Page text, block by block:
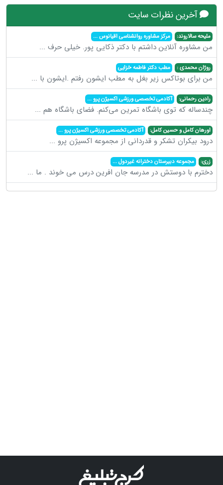
آخرین نظرات سایت
ملیحه سالاروند: مرکز مشاوره روانشناسی اقیانوس...
من مشاوره آنلاین داشتم با دکتر ذکایی پور. خیلی حرف ...
روژان محمدی : مطب دکتر فاطمه خزایی
من برای بوتاکس زیر بغل به مطب ایشون رفتم .ایشون با ...
رادین رحمانی: آکادمی تخصصی ورزشی اکسیژن پرو...
چندساله که توی باشگاه تمرین می‌کنم. فضای باشگاه هم ...
اورهان کامل و حسین کامل: آکادمی تخصصی ورزشی اکسیژن پرو...
درود بیکران تشکر و قدردانی از مجموعه اکسیژن پرو ...
زری: مجموعه دبیرستان دخترانه غیردول...
دخترم با دوستش در مدرسه جان افرین درس می خوند . ما ...